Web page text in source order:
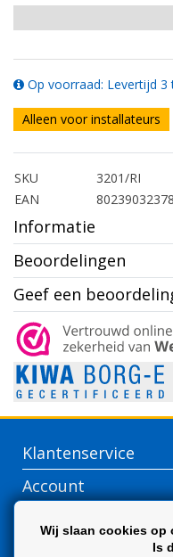
Op voorraad: Levertijd 3
Alleen voor installateurs
SKU
3201/RI
EAN
Informatie
Beoordelingen
Geef een
Klantenservice
Account
Wij slaan cookies op
Is